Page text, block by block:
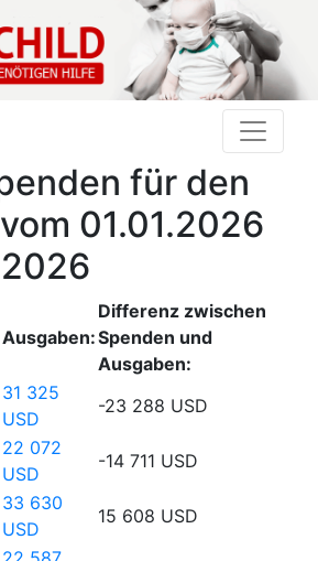
für den
01.01.2026
Ausgaben:
Differenz zwischen
Spenden und
Ausgaben:
31 325
USD
-23 288 USD
22 072
USD
-14 711 USD
33 630
USD
15 608 USD